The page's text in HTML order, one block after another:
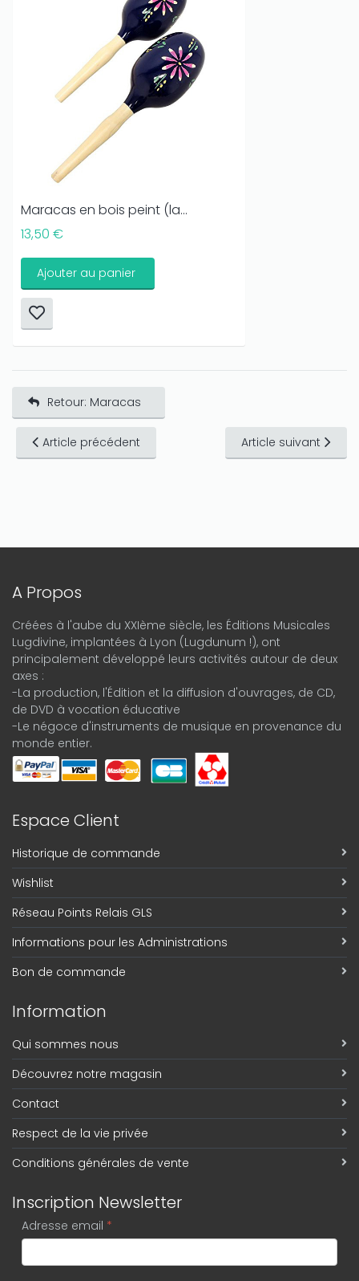
Maracas en bois peint (la...
13,50 €
Ajouter au panier
Retour: Maracas
Article précédent Article suivant
A Propos
Créées à l'aube du XXIème siècle, les Éditions Musicales
Lugdivine, implantées à Lyon (Lugdunum !), ont
principalement développé leurs activités autour de deux
axes :
-La production, l'Édition et la diffusion d'ouvrages, de CD,
de DVD à vocation éducative
-Le négoce d'instruments de musique en provenance du
monde entier.
Espace Client
Historique de commande
Wishlist
Réseau Points Relais GLS
Informations pour les Administrations
Bon de commande
Information
Qui sommes nous
Découvrez notre magasin
Contact
Respect de la vie privée
Conditions générales de vente
Inscription Newsletter
Adresse email *